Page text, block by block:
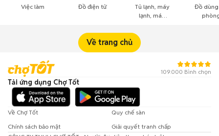
Việc làm Đồ điện tử
Tủ lạnh, máy
lạnh, máy
Đồ dùng
Về trang chủ
109.000 Bình chọn
Tải ứng dụng Chợ Tốt
Về Chợ Tốt
Quy chế sàn
Chính sách bảo mật
Giải quyết tranh chấp